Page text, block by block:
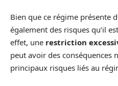
Bien que ce régime présente
également des risques qu’il
effet, une restriction
peut avoir des conséquences
principaux risques liés au